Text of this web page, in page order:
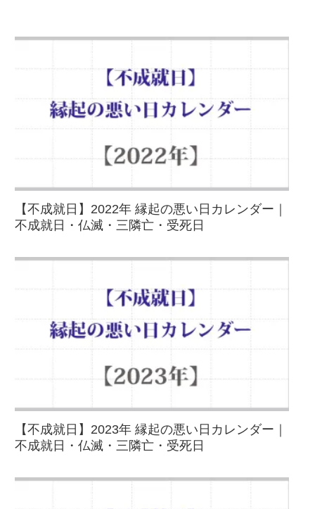
【不成就日】2022年 縁起の悪い日カレンダー｜
不成就日・仏滅・三隣亡・受死日
【不成就日】2023年 縁起の悪い日カレンダー｜
不成就日・仏滅・三隣亡・受死日